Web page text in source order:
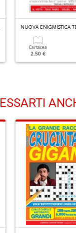
Cartacea
2.50 €